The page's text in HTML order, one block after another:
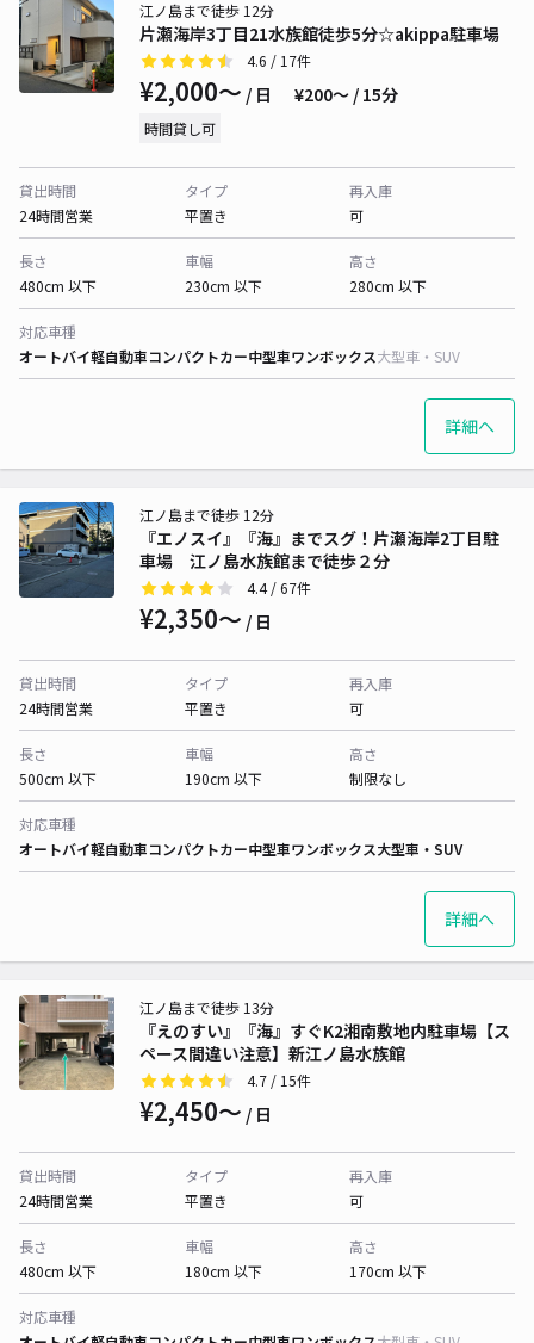
片瀬海岸3丁目21水族館徒歩5分☆akippa駐車場
江ノ島まで徒歩 12分
4.6 / 17件
¥2,000〜 / 日 ¥200〜 / 15分
時間貸し可
貸出時間
24時間営業
タイプ
平置き
再入庫
可
長さ
480cm 以下
車幅
230cm 以下
高さ
280cm 以下
対応車種
オートバイ軽自動車コンパクトカー中型車ワンボックス大型車・SUV
詳細へ
『エノスイ』『海』までスグ！片瀬海岸2丁目駐
車場 江ノ島水族館まで徒歩２分
江ノ島まで徒歩 12分
4.4/ 67件
¥2,350〜 / 日
貸出時間
24時間営業
タイプ
平置き
再入庫
可
長さ
500cm 以下
車幅
190cm 以下
高さ
制限なし
対応車種
オートバイ軽自動車コンパクトカー中型車ワンボックス大型車・SUV
詳細へ
『えのすい』『海』すぐK2湘南敷地内駐車場【ス
ペース間違い注意】新江ノ島水族館
江ノ島まで徒歩 13分
4.7 / 15件
¥2,450〜 / 日
貸出時間
24時間営業
タイプ
平置き
再入庫
可
長さ
480cm 以下
車幅
180cm 以下
高さ
170cm 以下
対応車種